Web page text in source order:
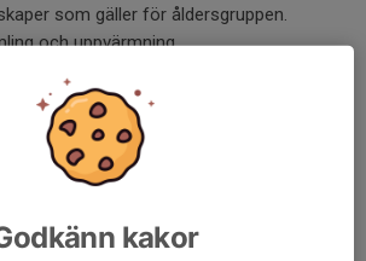
som gäller för åldersgruppen.
och uppvärmning.
har tillräcklig bemanning.
har tillräckligt med och korrekt material.
Kontrollera underlag, avspärrningar, nät
kakor